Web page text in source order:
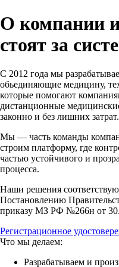
О компании
стоят за
С 2012 года мы
обьединяющие медицину,
которые помогают
дистанционные
законно и без лишних затрат.
Мы — часть команды
строим платформу, где
частью устойчивого и
процесса.
Наши решения
Постановлению
приказу МЗ РФ №266н от
Регистрационное
Что мы делаем:
Разрабатываем и